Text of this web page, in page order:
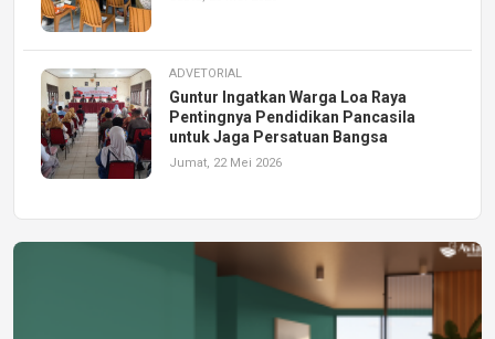
ADVETORIAL
Guntur Ingatkan Warga Loa Raya
Pentingnya Pendidikan Pancasila
untuk Jaga Persatuan Bangsa
Jumat, 22 Mei 2026